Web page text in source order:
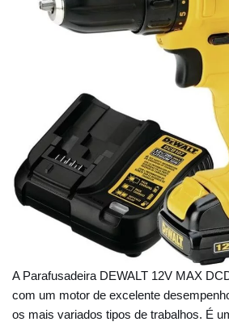
A Parafusadeira DEWALT 12V MAX
com um motor de excelente
os mais variados tipos de trabalhos. É